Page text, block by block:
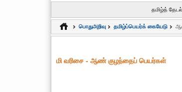
தமிழ்த் தேடல்
பொதுஅறிவு தமிழ்ப்பெயர்க் கையேடு
மி வரிசை - ஆண் குழந்தைப் பெயர்கள்